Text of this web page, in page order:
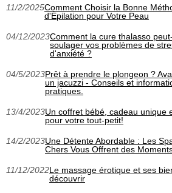
11/2/2025Comment Choisir la Bonne
d'Épilation pour Votre Peau
04/12/2023Comment la cure thalasso
soulager vos problèmes de
d'anxiété ?
04/5/2023Prêt à prendre le plongeon ?
un jacuzzi - Conseils et
pratiques.
13/4/2023Un coffret bébé, cadeau unique
pour votre tout-petit!
14/2/2023Une Détente Abordable : Les
Chers Vous Offrent des
11/12/2022Le massage érotique et ses
découvrir